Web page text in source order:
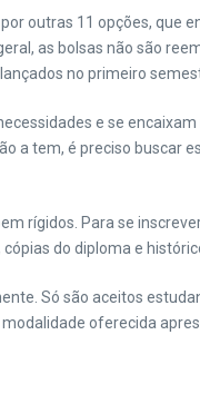
outras 11 opções, que
as bolsas não são
no primeiro
e se
a tem, é preciso
rígidos. Para se
do diploma e
Só são aceitos
oferecida